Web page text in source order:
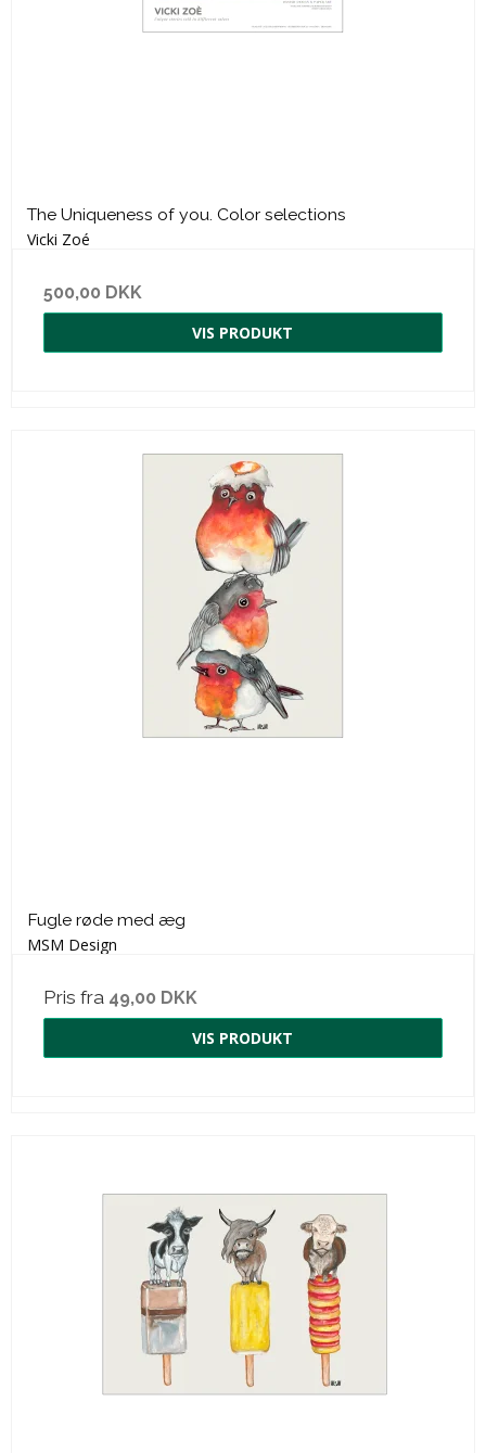
The Uniqueness of you. Color selections
Vicki Zoé
500,00 DKK
VIS PRODUKT
Fugle røde med æg
MSM Design
Pris fra 49,00 DKK
VIS PRODUKT